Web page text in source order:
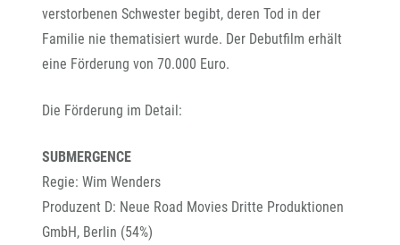
verstorbenen Schwester begibt, deren Tod in der
Familie nie thematisiert wurde. Der Debutfilm erhält
eine Förderung von 70.000 Euro.
Die Förderung im Detail:
SUBMERGENCE
Regie: Wim Wenders
Produzent D: Neue Road Movies Dritte Produktionen
GmbH, Berlin (54%)